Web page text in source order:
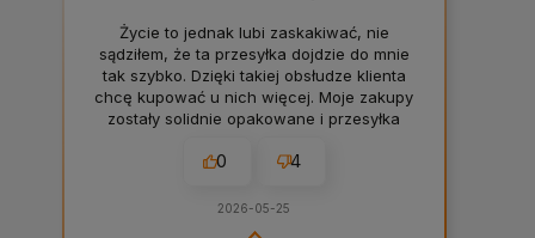
Życie to jednak lubi zaskakiwać, nie
sądziłem, że ta przesyłka dojdzie do mnie
tak szybko. Dzięki takiej obsłudze klienta
chcę kupować u nich więcej. Moje zakupy
zostały solidnie opakowane i przesyłka
0 4
2026-05-25